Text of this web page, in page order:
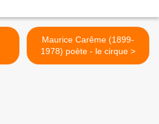
Maurice Carême (1899-
1978) poète - le cirque >